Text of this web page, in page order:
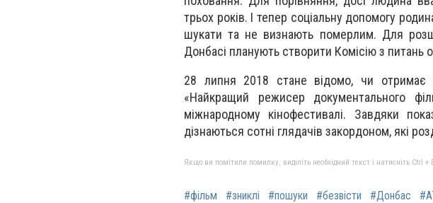
трьох років. І тепер соціальну допомогу
шукати та не визнають померлим. Для
Донбасі планують створити Комісію з питань
28 липня 2018 стане відомо, чи отримає
«Найкращий режисер документального
міжнародному кінофестивалі. Завдяки
дізнаються сотні глядачів закордоном, які
Якщо ви помітили помилку, виділіть необхідний текст і натисніть Ctrl
#фільм #зниклі #пошуки #безвісти #Донбас